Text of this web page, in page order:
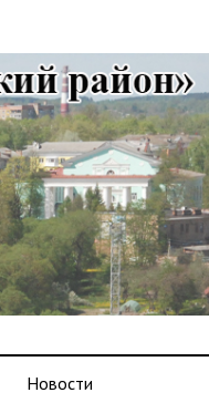
Новости